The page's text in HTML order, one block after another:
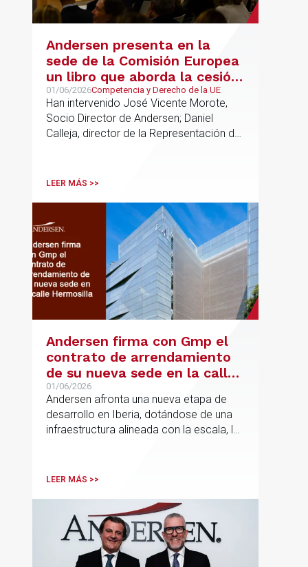
Andersen presenta en la
sede de la Comisión Europea
un libro que aborda la cesión
de soberanía y la primacía
del Derecho de la UE en las
constituciones europeas
01/06/2026Competencia y Derecho de la UE
Han intervenido José Vicente Morote,
Socio Director de Andersen; Daniel
Calleja, director de la Representación de
jurídico y académico
LEER MÁS >>
Andersen firma con Gmp el
contrato de arrendamiento
de su nueva sede en la calle
Hermosilla
01/06/2026
Andersen afronta una nueva etapa de
desarrollo en Iberia, dotándose de una
infraestructura alineada con la escala, la
LEER MÁS >>